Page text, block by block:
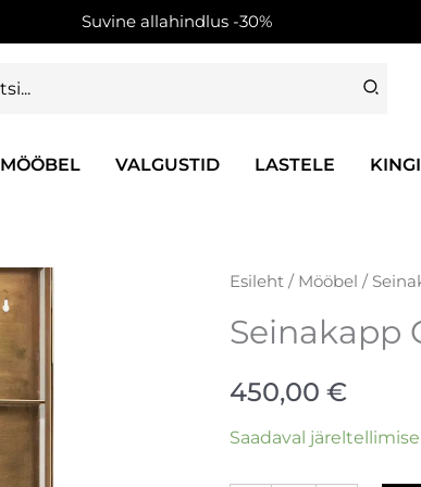
MÖÖBEL VALGUSTID LASTELE
Esileht / Mööbel /
Seinakapp
450,00 €
Saadaval
Seinakapp
kogus
Suvine allahindlus -30%